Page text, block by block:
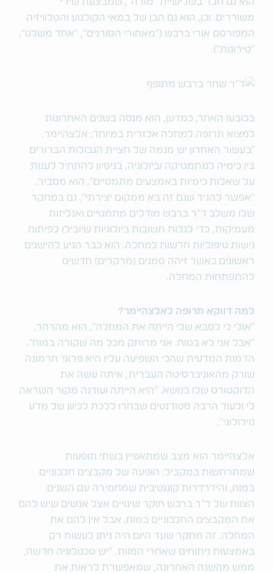
הוא גם חבר בשלישיית "מורה",‬ שמבצעת שירי
משוררים. וכן, הוא גם הבן של במאי הקולנוע והטלוויזיה
המפורסם אורי ברבש ("מאחורי הסורגים", "אחד משלנו",
"טירונות").
בכובעו האחר, כמדען, הוא מנסה בשנים האחרונות
למצוא תרופה למחלה אכזרית במיוחד: אלצהיימר.
"בעשור האחרון יש מגמה של חציית הגבולות הברורים
בין כימיה למתמטיקה וביולוגיה, בניסיון להתחיל לענות
על שאלות כימיות באמצעים מתמטיים", הוא מסביר.
"אפשר להגיד שגם זה בא ממקום יצירתי".‬ גם במחקר
שלו משלב ד"ר ברבש מודלים מתמטיים ואנליזות
מעמיקות, כדי לגלות תשובות ביולוגיות שיובילו לפיתוח
גישות טיפוליות חדשות למחלה. הוא כבר הגיע להישגים
ראשונים כאשר זיהה סמנים (מרקרים) חדשים
להתפתחות המחלה.
למה דווקא תרופה לאלצהיימר?
"אולי כי לסבא שלי הייתה את המחלה", הוא מהרהר,
"אבל אני לא בטוח. אני מרותק מכל מה שקורה במוח".
הדמות המדעית שהכי השפיעה עליו היא פרופ' חרמונה
שורק מהאוניברסיטה העברית, איתה עשה את
הדוקטורט שלו בנושא. "היא הייתה ועודנה מקור השראה
לי ולעוד הרבה סטודנטים שבחרו ללכת לכיוון של מדע
נוירולוגי".
אלצהיימר הוא מצב שמתאפיין בשתי תופעות
שמתרחשות במקביל: הופעה של מקבצים חלבוניים
במוח, והידרדרות קוגנטיבית שמחמירה עם השנים.
הצוות של ד"ר ברבש חוקר שינויים אצל אנשים שיש להם
את המקבצים החלבוניים במוח, אבל אין להם את
המחלה. זה מחקר שעד היום היה ניתן לעשות רק
באמצעות ניתוחים שאחרי המוות.‬ "יש טכנולוגיה חדשה,
ממש מהשנה האחרונה, שמאפשרת לראות את